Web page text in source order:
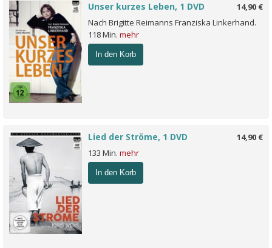
14,90 €
Unser kurzes Leben, 1 DVD
Nach Brigitte Reimanns Franziska Linkerhand.
118 Min. mehr
In den Korb
14,90 €
Lied der Ströme, 1 DVD
133 Min. mehr
In den Korb